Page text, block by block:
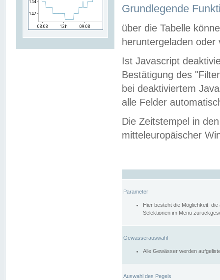
Grundlegende
über die Tabelle
heruntergeladen oder
Ist Javascript
Bestätigung des
bei deaktiviertem
alle Felder
Die Zeitstempel in
mitteleuropäischer
Parameter
Hier besteht die Möglichkeit,
Selektionen im Menü
Gewässerauswahl
Alle Gewässer werden
Auswahl des Pegels